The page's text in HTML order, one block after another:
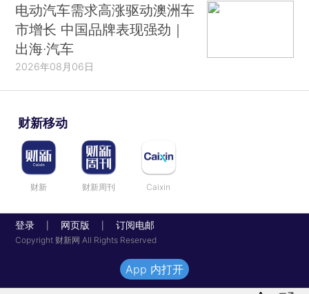
电动汽车需求高涨驱动澳洲车
市增长 中国品牌表现强劲｜
出海·汽车
2026年08月06日
财新移动
财新 财新周刊 Caixin
登录 网页版 订阅电邮
Copyright 财新网 All Rights Reserved
App 内打开